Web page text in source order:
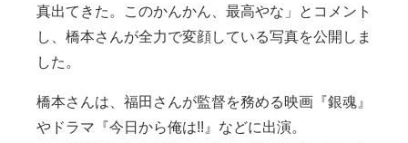
真出てきた。このかんかん、最高やな」とコメント
し、橋本さんが全力で変顔している写真を公開しま
した。
橋本さんは、福田さんが監督を務める映画『銀魂』
やドラマ『今日から俺は!!』などに出演。